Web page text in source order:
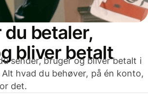
du betaler,
bliver betalt
sender, bruger og bliver betalt i
hvad du behøver, på én konto,
det.